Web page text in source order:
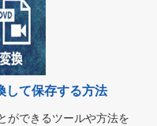
して保存する方法
ができるツールや方法を